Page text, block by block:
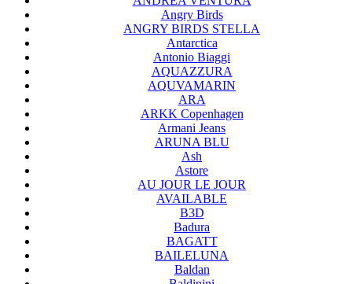
Angry Birds
ANGRY BIRDS STELLA
Antarctica
Antonio Biaggi
AQUAZZURA
AQUVAMARIN
ARA
ARKK Copenhagen
Armani Jeans
ARUNA BLU
Ash
Astore
AU JOUR LE JOUR
AVAILABLE
B3D
Badura
BAGATT
BAILELUNA
Baldan